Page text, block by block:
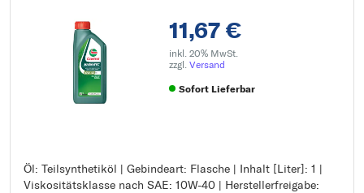
11,67 €
inkl. 20% MwSt.
zzgl. Versand
Sofort Lieferbar
Öl: Teilsynthetiköl | Gebindeart: Flasche | Inhalt [Liter]: 1 |
Viskositätsklasse nach SAE: 10W-40 | Herstellerfreigabe:
Öl: Teilsynthetiköl
Gebindeart: Flasche